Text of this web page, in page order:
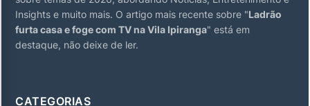
Insights e muito mais. O artigo mais recente sobre "Ladrão
furta casa e foge com TV na Vila Ipiranga" está em
destaque, não deixe de ler.
CATEGORIAS